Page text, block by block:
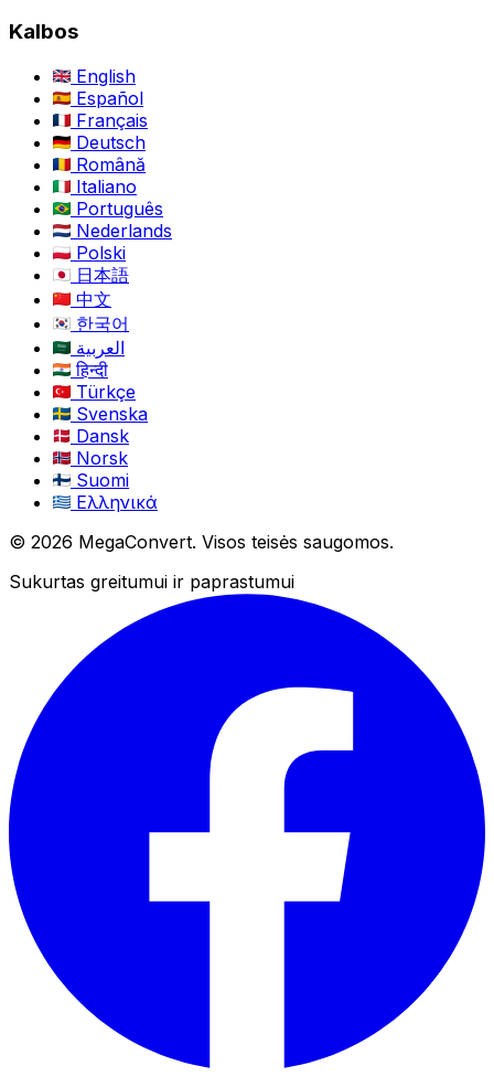
Kalbos
English
Español
Français
Deutsch
Română
Italiano
Português
Nederlands
Polski
日本語
中文
한국어
العربية
हिन्दी
Türkçe
Svenska
Dansk
Norsk
Suomi
Ελληνικά
© 2026 MegaConvert. Visos teisės saugomos.
Sukurtas greitumui ir paprastumui